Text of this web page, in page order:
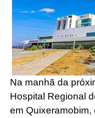
Na manhã da
Hospital Regional
em